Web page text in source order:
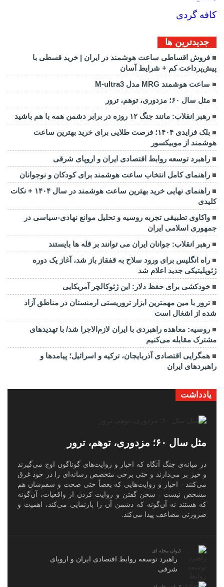
کافه گردی
جديدترين ها
فروش اقساطی ساعت هوشمند در ایران | خرید قسطی با
پیش‌پرداخت کم + شرایط آسان
ساعت هوشمند MRG مدل M-ultra3
مثل سال ۶۰؛ مزدوری، توهم، ترور
رهبر انقلاب: مانند جنگ ۱۲ روزه در برابر دشمن همه با هم باشید
بلک فرایدی ۱۴۰۴؛ فرصت طلایی برای خرید بهترین ساعت
هوشمند از موبیکسور
راهبرد توسعه روابط اقتصادی ایران و اروپای شرقی
راهنمای کامل انتخاب ساعت هوشمند برای کودکان و نوجوانان
راهنمای نهایی خرید بهترین ساعت هوشمند در سال ۱۴۰۴ + نکات
کلیدی
واکاوی تطبیقی تجربه روسیه و تحلیل موانع نهادی-سیاسی در
جمهوری اسلامی ایران
رهبر انقلاب: جوانان ایران می توانند بر قله ها بایستند
راه انگلیس برای ورود سلاح به قفقاز باز شد، آغاز یک دوره
ژئوپلیتیکی جدید اعلام شد
خودکشی برای حفظ دلار: این ژئوکالچر آمریکایی
ترور با مین مهمترین ابزار تروریستی ارمنستان در مناطق آزاد
شده از اشغال است
روسیه: معاهده راهبردی با ایران لازم‌الاجرا شد/ با تهدیدهای
مشترک مقابله می‌کنیم
همگرایی اقتصادی آذربایجان، ترکیه و اسرائیل؛ پیامدها و
راهبردهای ایران
یادداشت
مثل سال ۶۰؛ مزدوری، توهم، ترور
در میانه‌ی جنگ آنگاه که اخبار و روایت‌های گوناگون اوج می‌گیرند
و خیز بر می‌دارند و حتی برخی متخصص رسانه‌ای را در خود غرق
می‌کنند - اخبار و روایت‌هایی که بعضاً حتی صحت و سقم‌شان هم
مشخص نیست - سخن گفتن و روایت کردن از واقعیات، آن‌گونه
که هستند نه آن‌گونه که دشمن آن را بازنمایی می‌کند، اهمیت و
ضرورتی مضاعف پیدا می‌کند.
کیوان محله ای
راهبرد توسعه روابط اقتصادی ایران و اروپای
شرقی